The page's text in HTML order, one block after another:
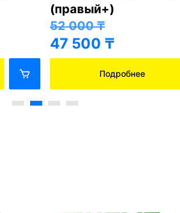
(правый+)
52 000₸
47 500 ₸
Подробнее